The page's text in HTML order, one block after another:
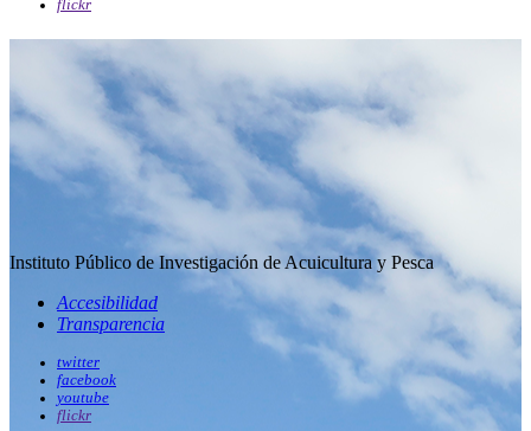
flickr
Instituto Público de Investigación de Acuicultura y Pesca
Accesibilidad
Transparencia
twitter
facebook
youtube
flickr